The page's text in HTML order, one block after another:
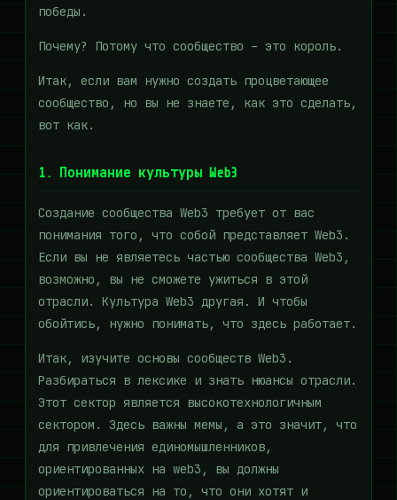
победы.
Почему? Потому что сообщество – это король.
Итак, если вам нужно создать процветающее
сообщество, но вы не знаете, как это сделать,
вот как.
1. Понимание культуры Web3
Создание сообщества Web3 требует от вас
понимания того, что собой представляет Web3.
Если вы не являетесь частью сообщества Web3,
возможно, вы не сможете ужиться в этой
отрасли. Культура Web3 другая. И чтобы
обойтись, нужно понимать, что здесь работает.
Итак, изучите основы сообществ Web3.
Разбираться в лексике и знать нюансы отрасли.
Этот сектор является высокотехнологичным
сектором. Здесь важны мемы, а это значит, что
для привлечения единомышленников,
ориентированных на web3, вы должны
ориентироваться на то, что они хотят и